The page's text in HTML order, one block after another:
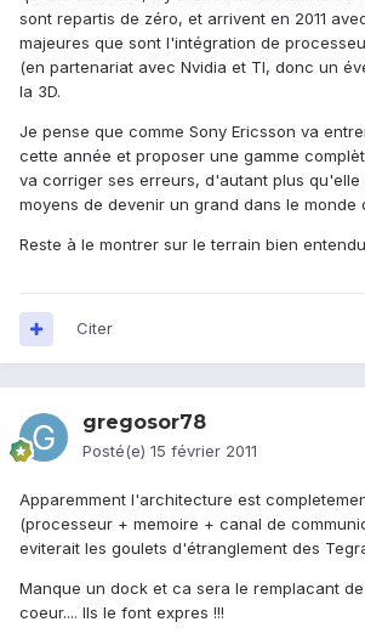
sont repartis de zéro, et arrivent en 2011
majeures que sont l'intégration de
(en partenariat avec Nvidia et TI, donc un
la 3D.
Je pense que comme Sony Ericsson va
cette année et proposer une gamme
va corriger ses erreurs, d'autant plus qu'elle
moyens de devenir un grand dans le monde
Reste à le montrer sur le terrain bien
Citer
gregosor78
Posté(e) 15 février 2011
Apparemment l'architecture est
(processeur + memoire + canal de
eviterait les goulets d'étranglement des
Manque un dock et ca sera le remplacant
coeur.... Ils le font expres !!!